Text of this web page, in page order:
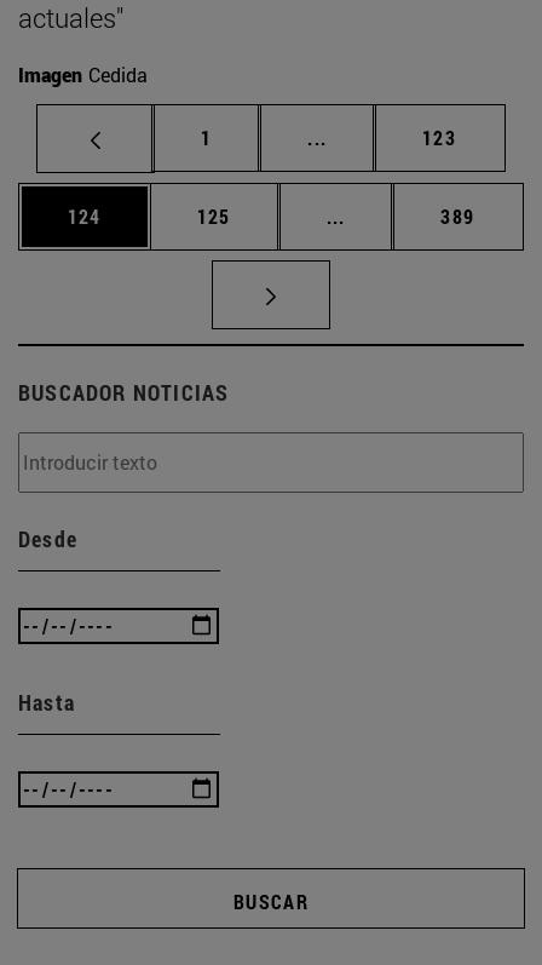
actuales"
Imagen Cedida
Página
1 ... Páginas intermedias
Página
123
Página
124 Página
125 ... Páginas intermedias
Página
389
BUSCADOR NOTICIAS
Desde
Hasta
BUSCAR